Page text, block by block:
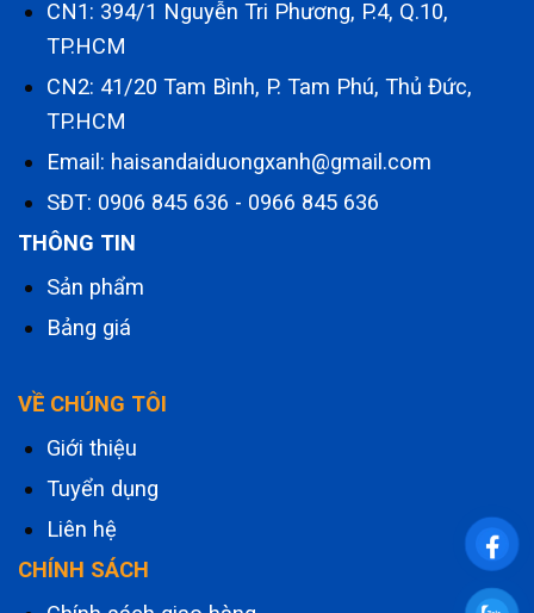
CN1: 394/1 Nguyễn Tri Phương, P.4, Q.10,
TP.HCM
CN2: 41/20 Tam Bình, P. Tam Phú, Thủ Đức,
TP.HCM
Email: haisandaiduongxanh@gmail.com
SĐT: 0906 845 636 - 0966 845 636
THÔNG TIN
Sản phẩm
Bảng giá
VỀ CHÚNG TÔI
Giới thiệu
Tuyển dụng
Liên hệ
CHÍNH SÁCH